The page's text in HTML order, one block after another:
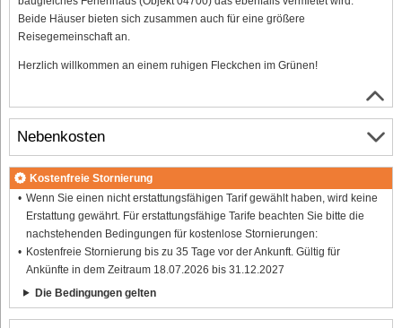
Beide Häuser bieten sich zusammen auch für eine größere
Reisegemeinschaft an.
Herzlich willkommen an einem ruhigen Fleckchen im Grünen!
Nebenkosten
Kostenfreie Stornierung
Wenn Sie einen nicht erstattungsfähigen Tarif gewählt haben, wird keine
Erstattung gewährt. Für erstattungsfähige Tarife beachten Sie bitte die
nachstehenden Bedingungen für kostenlose Stornierungen:
Kostenfreie Stornierung bis zu 35 Tage vor der Ankunft. Gültig für
Ankünfte in dem Zeitraum 18.07.2026 bis 31.12.2027
Die Bedingungen gelten